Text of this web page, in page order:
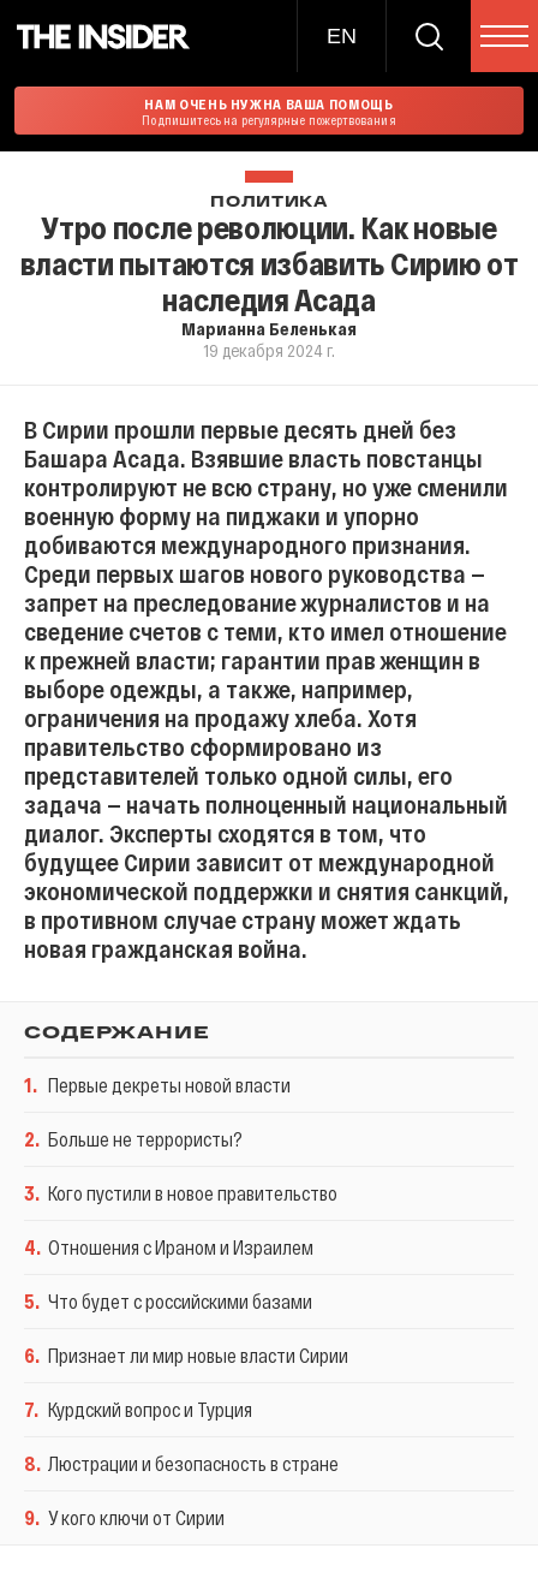
EN
НАМ ОЧЕНЬ НУЖНА ВАША ПОМОЩЬ
Подпишитесь на регулярные пожертвования
ПОЛИТИКА
Утро после революции. Как новые
власти пытаются избавить Сирию от
наследия Асада
Марианна Беленькая
19 декабря 2024 г.
В Сирии прошли первые десять дней без
Башара Асада. Взявшие власть повстанцы
контролируют не всю страну, но уже сменили
военную форму на пиджаки и упорно
добиваются международного признания.
Среди первых шагов нового руководства —
запрет на преследование журналистов и на
сведение счетов с теми, кто имел отношение
к прежней власти; гарантии прав женщин в
выборе одежды, а также, например,
ограничения на продажу хлеба. Хотя
правительство сформировано из
представителей только одной силы, его
задача — начать полноценный национальный
диалог. Эксперты сходятся в том, что
будущее Сирии зависит от международной
экономической поддержки и снятия санкций,
в противном случае страну может ждать
новая гражданская война.
СОДЕРЖАНИЕ
1. Первые декреты новой власти
2. Больше не террористы?
3. Кого пустили в новое правительство
4. Отношения с Ираном и Израилем
5. Что будет с российскими базами
6. Признает ли мир новые власти Сирии
7. Курдский вопрос и Турция
8. Люстрации и безопасность в стране
9. У кого ключи от Сирии